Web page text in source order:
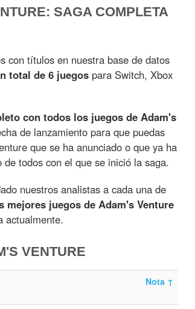
SAGA COMPLETA
con títulos en nuestra base de datos
total de 6 juegos para Switch, Xbox
con todos los juegos de Adam's
de lanzamiento para que puedas
que se ha anunciado o que ya ha
de todos con el que se inició la saga.
nuestros analistas a cada una de
mejores juegos de Adam's Venture
actualmente.
VENTURE
Nota ↑